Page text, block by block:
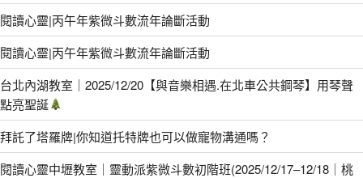
閱讀心靈|丙午年紫微斗數流年論斷活動
閱讀心靈|丙午年紫微斗數流年論斷活動
台北內湖教室｜2025/12/20【與音樂相遇.在北車公共鋼琴】用琴聲
點亮聖誕
拜託了塔羅牌|你知道托特牌也可以做寵物溝通嗎？
閱讀心靈中壢教室｜靈動派紫微斗數初階班(2025/12/17–12/18｜桃